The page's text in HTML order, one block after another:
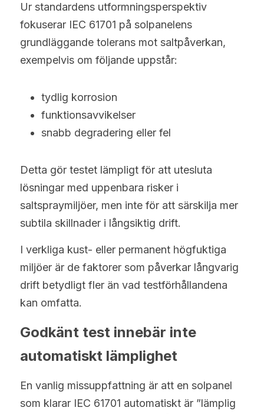
Ur standardens utformningsperspektiv
fokuserar IEC 61701 på solpanelens
grundläggande tolerans mot saltpåverkan,
exempelvis om följande uppstår:
tydlig korrosion
funktionsavvikelser
snabb degradering eller fel
Detta gör testet lämpligt för att utesluta
lösningar med uppenbara risker i
saltspraymiljöer, men inte för att särskilja mer
subtila skillnader i långsiktig drift.
I verkliga kust- eller permanent högfuktiga
miljöer är de faktorer som påverkar långvarig
drift betydligt fler än vad testförhållandena
kan omfatta.
Godkänt test innebär inte
automatiskt lämplighet
En vanlig missuppfattning är att en solpanel
som klarar IEC 61701 automatiskt är ”lämplig